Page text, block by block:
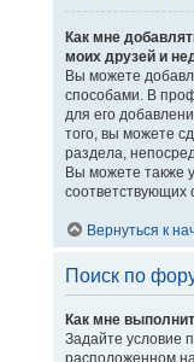
Как мне
моих друзей и
Вы можете
способами. В
для его
того, вы можете
раздела,
Вы можете также
соответствующих
Вернуться к
Поиск по
Как мне
Задайте условие
расположенном